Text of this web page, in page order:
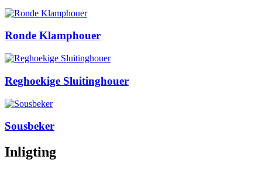
Ronde Klamphouer
Reghoekige Sluitinghouer
Sousbeker
Inligting